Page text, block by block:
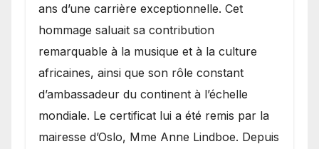
ans d’une carrière exceptionnelle. Cet
hommage saluait sa contribution
remarquable à la musique et à la culture
africaines, ainsi que son rôle constant
d’ambassadeur du continent à l’échelle
mondiale. Le certificat lui a été remis par la
mairesse d’Oslo, Mme Anne Lindboe. Depuis